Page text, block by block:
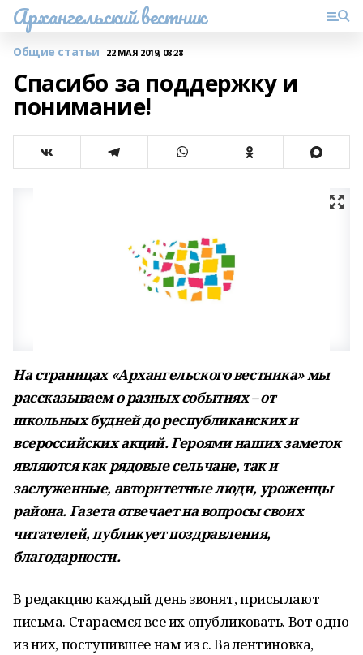
Архангельский вестник
Общие статьи 22 МАЯ 2019, 08:28
Спасибо за поддержку и
понимание!
На страницах «Архангельского вестника» мы
рассказываем о разных событиях – от
школьных будней до республиканских и
всероссийских акций. Героями наших заметок
являются как рядовые сельчане, так и
заслуженные, авторитетные люди, уроженцы
района. Газета отвечает на вопросы своих
читателей, публикует поздравления,
благодарности.
В редакцию каждый день звонят, присылают
письма. Стараемся все их опубликовать. Вот одно
из них, поступившее нам из с. Валентиновка,